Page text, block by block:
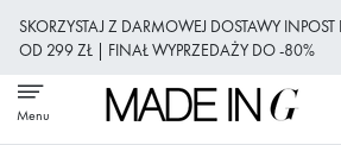
SKORZYSTAJ Z DARMOWEJ DOSTAWY
OD 299 ZŁ | FINAŁ WYPRZEDAŻY DO -80%
do
treści
Menu